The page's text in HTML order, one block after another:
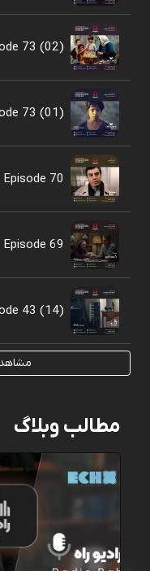
73 (02)
73 (01)
Episode 70
Episode 69
43 (14)
مطالب وبلاگ